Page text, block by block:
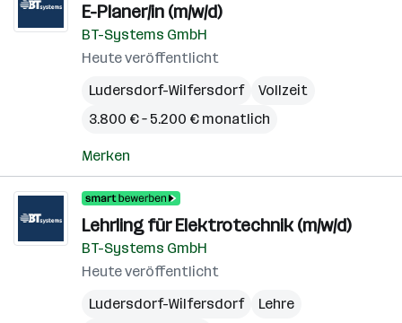
E-Planer/in (m/w/d)
BT-Systems GmbH
Heute veröffentlicht
Ludersdorf-Wilfersdorf
Vollzeit
3.800 € – 5.200 € monatlich
Merken
Lehrling für Elektrotechnik (m/w/d)
BT-Systems GmbH
Heute veröffentlicht
Ludersdorf-Wilfersdorf
Lehre